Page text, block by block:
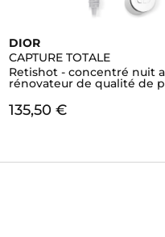
DIOR
CAPTURE TOTALE
Retishot - concentré nuit
rénovateur de qualité de
135,50 €